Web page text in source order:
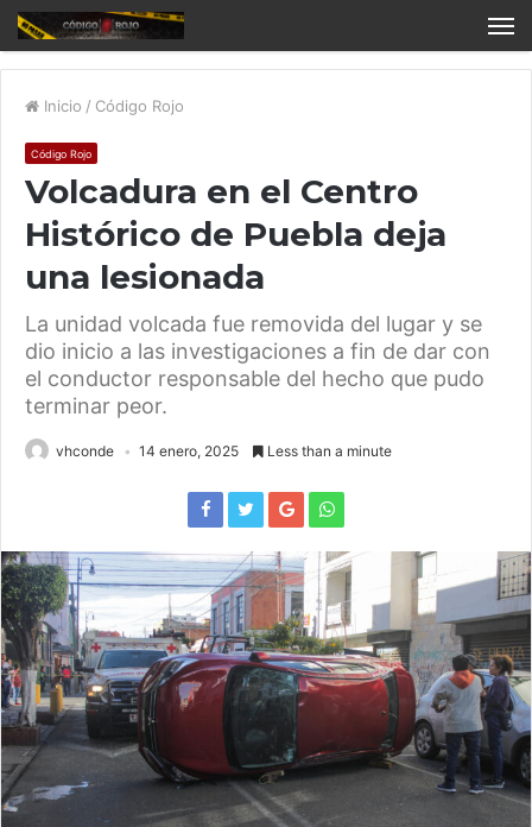
Inicio / Código Rojo
Código Rojo
Volcadura en el Centro
Histórico de Puebla deja
una lesionada
La unidad volcada fue removida del lugar y se
dio inicio a las investigaciones a fin de dar con
el conductor responsable del hecho que pudo
terminar peor.
vhconde 14 enero, 2025 Less than a minute